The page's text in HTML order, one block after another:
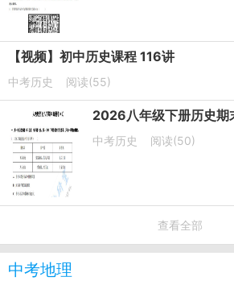
【视频】初中历史课程 116讲
中考历史 阅读(55)
中考历史 阅读(50)
查看全部
中考地理